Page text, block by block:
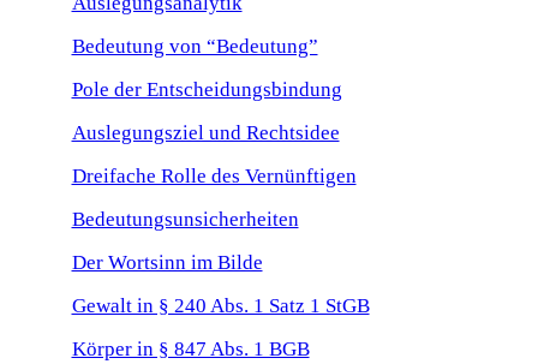
Bedeutung von “Bedeutung”
Pole der Entscheidungsbindung
Auslegungsziel und Rechtsidee
Dreifache Rolle des Vernünftigen
Bedeutungsunsicherheiten
Der Wortsinn im Bilde
Gewalt in § 240 Abs. 1 Satz 1 StGB
Körper in § 847 Abs. 1 BGB